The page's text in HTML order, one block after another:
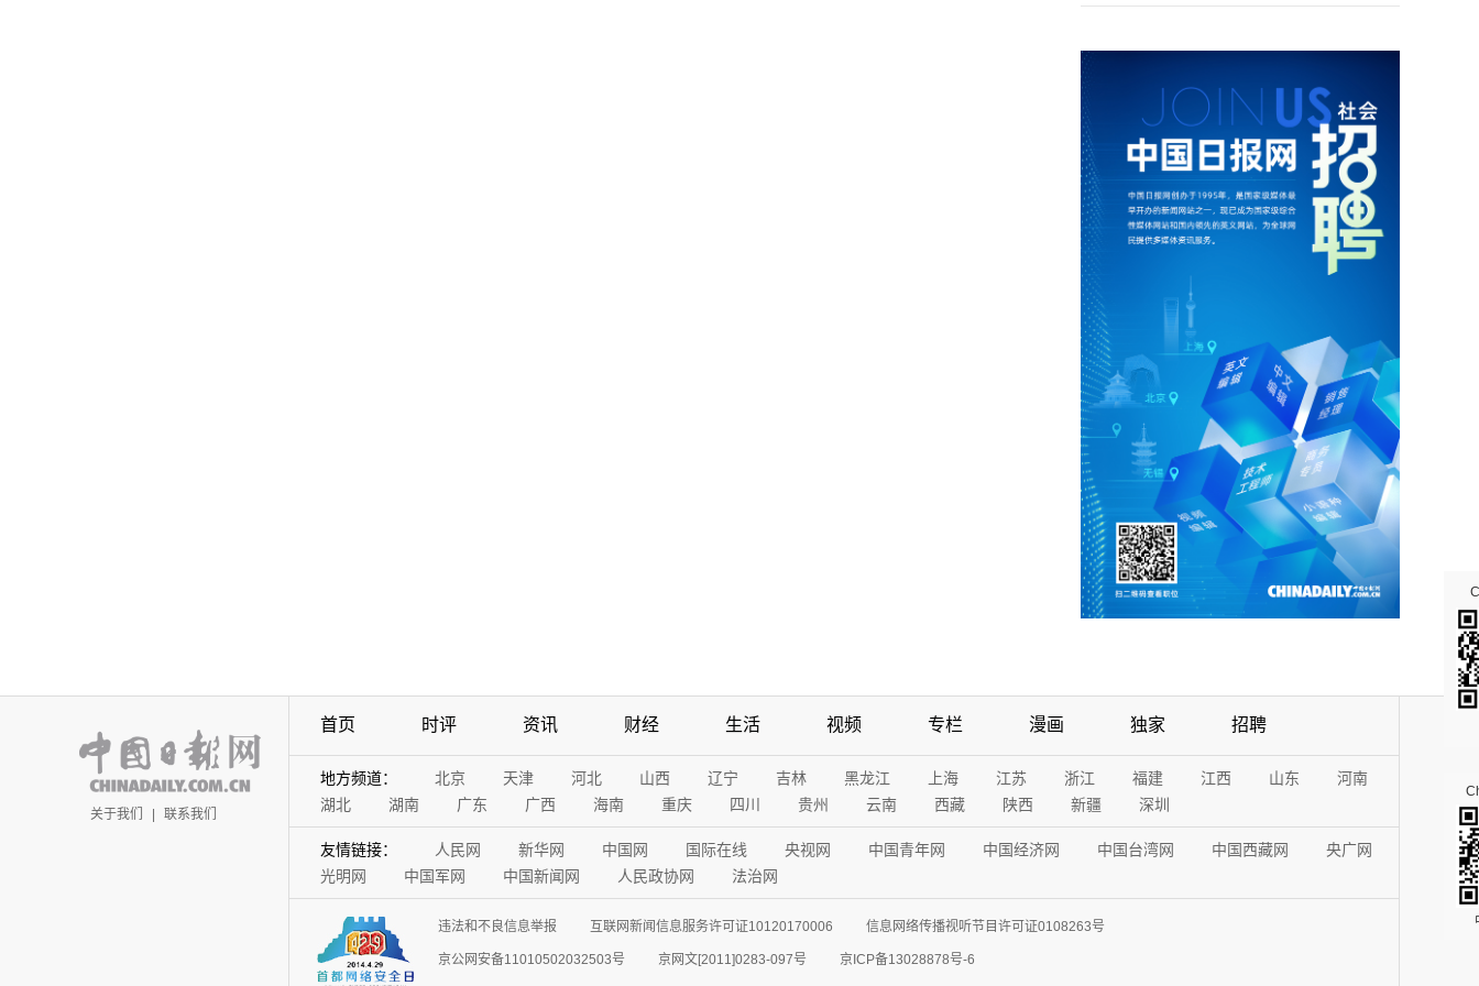
关于我们 | 联系我们
首页 时评 资讯 财经 生活 视频 专栏 漫画 独家 招聘
地方频道： 北京 天津 河北 山西 辽宁 吉林 黑龙江 上海 江苏 浙江 福建 江西 山东
河南
湖北
湖南 广东 广西 海南 重庆 四川 贵州 云南 西藏 陕西 新疆 深圳
友情链接： 人民网 新华网 中国网 国际在线 央视网 中国青年网 中国经济网 中国台湾网 中国西藏网
央广网
光明网
中国军网 中国新闻网 人民政协网 法治网
违法和不良信息举报 互联网新闻信息服务许可证10120170006 信息网络传播视听节目许可证0108263号
京公网安备11010502032503号 京网文[2011]0283-097号 京ICP备13028878号-6